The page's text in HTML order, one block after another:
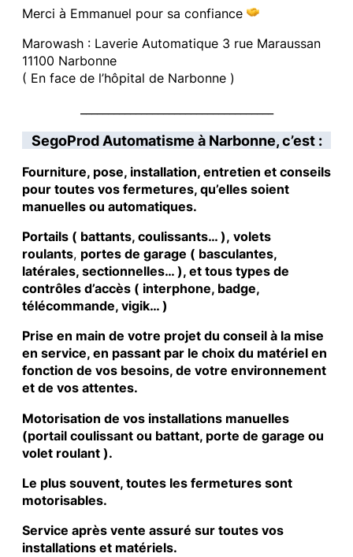
Merci à Emmanuel pour sa confiance
Marowash : Laverie Automatique 3 rue Maraussan
11100 Narbonne
( En face de l’hôpital de Narbonne )
SegoProd Automatisme à Narbonne, c’est :
Fourniture, pose, installation, entretien et conseils
pour toutes vos fermetures, qu’elles soient
manuelles ou automatiques.
Portails ( battants, coulissants… ), volets
roulants, portes de garage ( basculantes,
latérales, sectionnelles… ), et tous types de
contrôles d’accès ( interphone, badge,
télécommande, vigik… )
Prise en main de votre projet du conseil à la mise
en service, en passant par le choix du matériel en
fonction de vos besoins, de votre environnement
et de vos attentes.
Motorisation de vos installations manuelles
(portail coulissant ou battant, porte de garage ou
volet roulant ).
Le plus souvent, toutes les fermetures sont
motorisables.
Service après vente assuré sur toutes vos
installations et matériels.